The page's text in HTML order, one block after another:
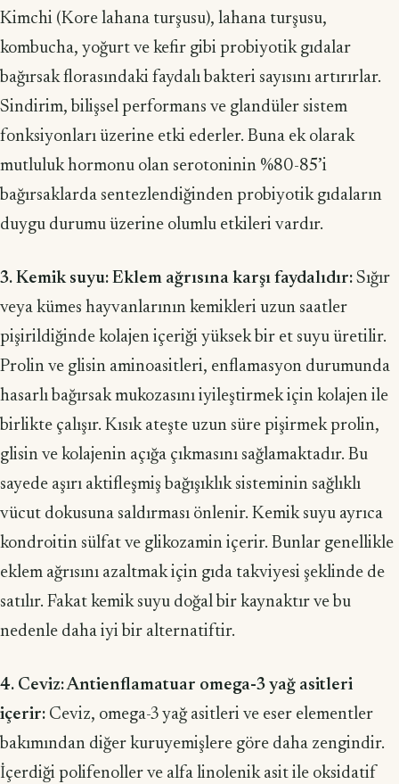
Kimchi (Kore lahana turşusu), lahana turşusu,
kombucha, yoğurt ve kefir gibi probiyotik gıdalar
bağırsak florasındaki faydalı bakteri sayısını artırırlar.
Sindi­rim, bilişsel performans ve glandüler sistem
fonksiyonları üzerine etki ederler. Buna ek olarak
mutluluk hormonu olan serotoninin %80-85’i
bağırsaklarda sen­tezlendiğinden probiyotik gıdaların
duygu durumu üzerine olumlu etkileri vardır.
3. Kemik suyu: Eklem ağrısına karşı faydalıdır: Sığır
veya kümes hayvanlarının kemikleri uzun saatler
pişirildiğinde kolajen içeriği yüksek bir et suyu üretilir.
Prolin ve glisin aminoasitleri, enflamasyon du­rumunda
hasarlı bağırsak mukozasını iyileştirmek için kolajen ile
birlikte çalışır. Kısık ateşte uzun süre pişirmek prolin,
glisin ve kolajenin açığa çıkmasını sağla­maktadır. Bu
sayede aşırı aktifleşmiş bağışıklık sisteminin sağlıklı
vücut dokusuna saldırması önlenir. Kemik suyu ayrıca
kondroitin sülfat ve glikozamin içerir. Bunlar genellikle
eklem ağrısını azaltmak için gıda takviyesi şeklinde de
satılır. Fakat kemik suyu doğal bir kaynaktır ve bu
nedenle daha iyi bir alternatiftir.
4. Ceviz: Antienflamatuar omega-3 yağ asitleri
içerir: Ceviz, omega-3 yağ asitleri ve eser elementler
bakımından diğer kuruyemişlere göre daha zengindir.
İçerdiği polifenoller ve alfa linolenik asit ile oksidatif